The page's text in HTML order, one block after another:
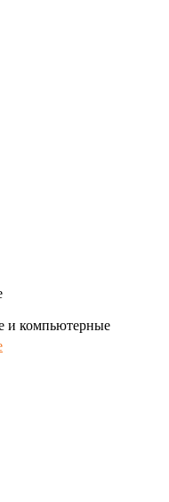
и компьютерные